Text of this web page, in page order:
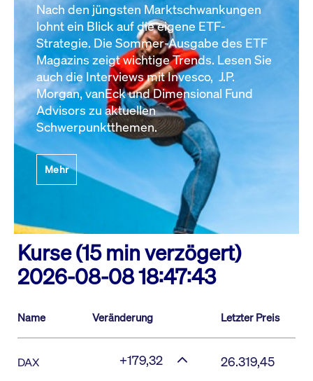
Nach den jüngsten Marktschwankungen
lohnt ein Blick auf die eigene ETF-
Strategie. Die Sommer-Ausgabe des ETF
Magazins zeigt wichtige Trends. Lesen Sie
auch die Interviews mit Invesco, J.P.
Morgan, vanEck und Dimensional Fund
Advisors zu aktuellen
Schwerpunktthemen.
Mehr
Kurse (15 min verzögert)
2026-08-08 18:47:43
Name Veränderung Letzter Preis
DAX +179,32 26.319,45